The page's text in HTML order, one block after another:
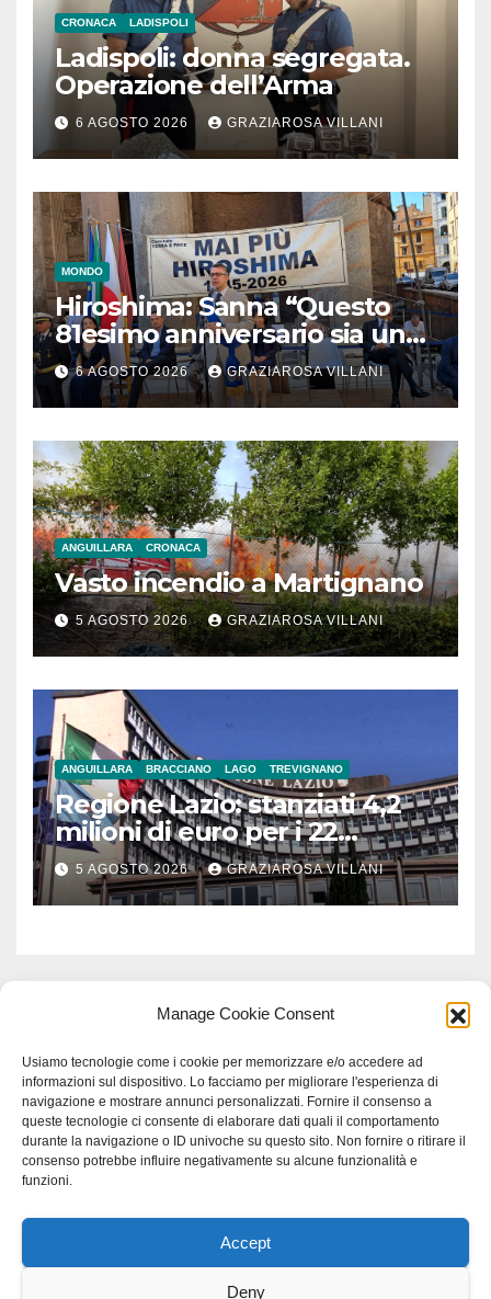
Manage Cookie Consent
Usiamo tecnologie come i cookie per memorizzare e/o accedere ad
informazioni sul dispositivo. Lo facciamo per migliorare l'esperienza di
navigazione e mostrare annunci personalizzati. Fornire il consenso a
queste tecnologie ci consente di elaborare dati quali il comportamento
durante la navigazione o ID univoche su questo sito. Non fornire o ritirare il
consenso potrebbe influire negativamente su alcune funzionalità e
funzioni.
Accept
Deny
CRONACA LADISPOLI
Ladispoli: donna segregata.
Operazione dell’Arma
6 AGOSTO 2026 GRAZIAROSA VILLANI
MONDO
Hiroshima: Sanna “Questo
81esimo anniversario sia un
monito per tutti”
6 AGOSTO 2026 GRAZIAROSA VILLANI
ANGUILLARA CRONACA
Vasto incendio a Martignano
5 AGOSTO 2026 GRAZIAROSA VILLANI
ANGUILLARA BRACCIANO LAGO TREVIGNANO
Regione Lazio: stanziati 4,2
milioni di euro per i 22
Comuni dell’Etruria
Meridionale
5 AGOSTO 2026 GRAZIAROSA VILLANI
Proudly powered by WordPress|Tema: Newspaperex di